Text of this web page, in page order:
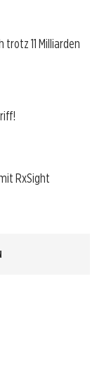
trotz 11 Milliarden
RxSight